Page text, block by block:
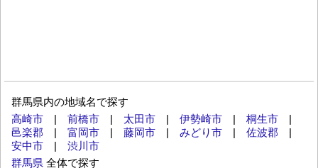
群馬県内の地域名で探す
高崎市
前橋市 太田市 伊勢崎市 桐生市
邑楽郡
富岡市 藤岡市 みどり市 佐波郡
安中市
渋川市
群馬県 全体で探す